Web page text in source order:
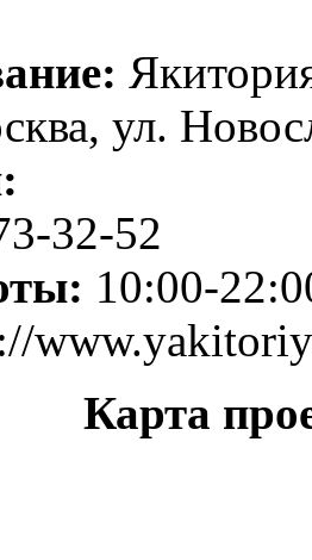
ул.
32-52
10:00-
Карта